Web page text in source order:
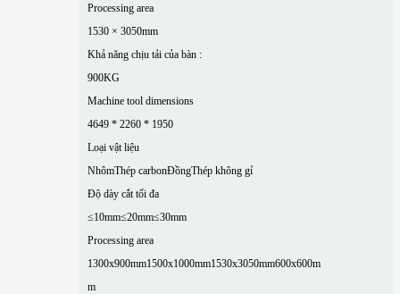
Processing area
1530 × 3050mm
Khả năng chịu tải của bàn :
900KG
Machine tool dimensions
4649 * 2260 * 1950
Loại vật liệu
NhômThép carbonĐồngThép không gỉ
Độ dày cắt tối đa
≤10mm≤20mm≤30mm
Processing area
1300x900mm1500x1000mm1530x3050mm600x600m
m